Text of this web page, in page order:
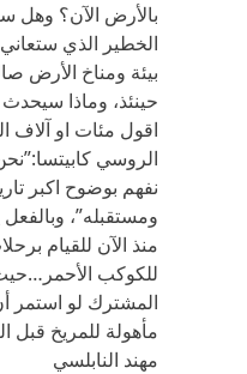
بالأرض الآن؟ وهل
الخطير الذي
بيئة ومناخ الأرض
حينئذ، وماذا
اقول مئات او آلاف
الروسي
نفهم بوضوح اكبر
ومستقبله”،
منذ الآن للقيام
للكوكب
المشترك لو استمر
مأهولة للمريخ قبل العام
مهند النابلسي